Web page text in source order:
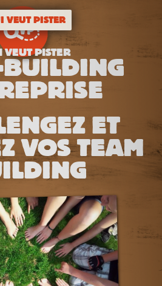
VEUT PISTER
VEUT PISTER
ET
VOS TEAM